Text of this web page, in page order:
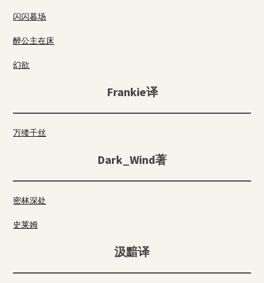
闪闪暮场
醉公主在床
幻欲
Frankie译
万缕千丝
Dark_Wind著
密林深处
史莱姆
汲黯译